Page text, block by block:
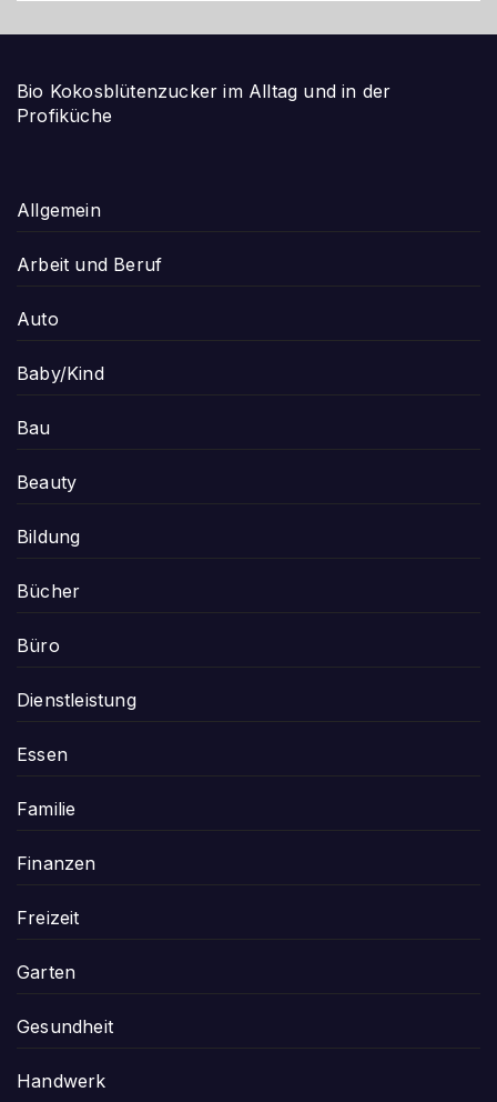
Bio Kokosblütenzucker im Alltag und in der
Profiküche
Allgemein
Arbeit und Beruf
Auto
Baby/Kind
Bau
Beauty
Bildung
Bücher
Büro
Dienstleistung
Essen
Familie
Finanzen
Freizeit
Garten
Gesundheit
Handwerk